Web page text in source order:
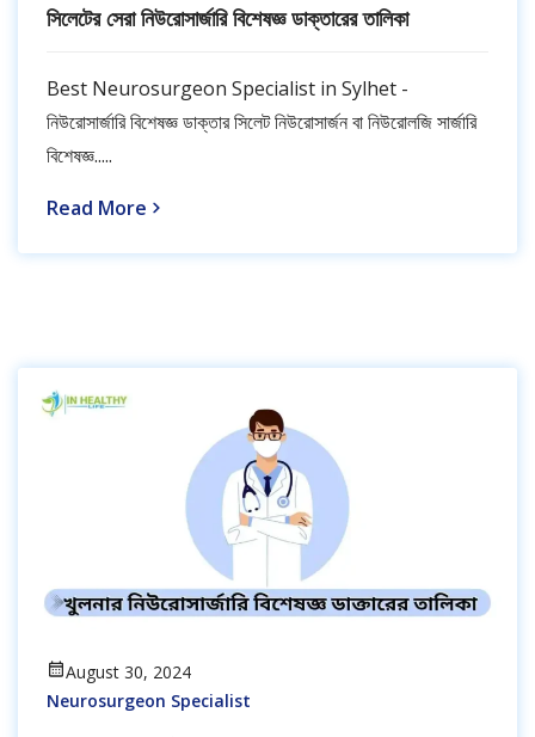
সিলেটের সেরা নিউরোসার্জারি বিশেষজ্ঞ ডাক্তারের তালিকা
Best Neurosurgeon Specialist in Sylhet -
নিউরোসার্জারি বিশেষজ্ঞ ডাক্তার সিলেট নিউরোসার্জন বা নিউরোলজি সার্জারি
বিশেষজ্ঞ.....
Read More
August 30, 2024
Neurosurgeon Specialist